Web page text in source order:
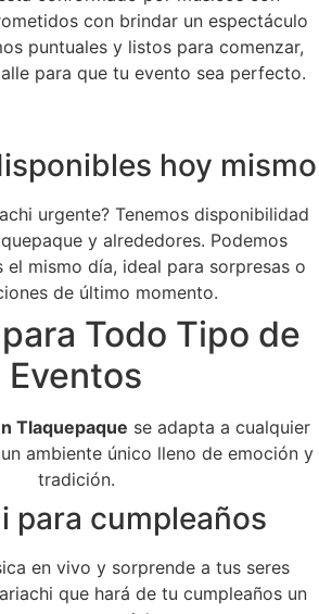
con brindar un espectáculo
puntuales y listos para comenzar,
para que tu evento sea perfecto.
hoy mismo
urgente? Tenemos disponibilidad
y alrededores. Podemos
mismo día, ideal para sorpresas o
de último momento.
Todo Tipo de
Eventos
Tlaquepaque se adapta a cualquier
ambiente único lleno de emoción y
tradición.
para cumpleaños
en vivo y sorprende a tus seres
que hará de tu cumpleaños un